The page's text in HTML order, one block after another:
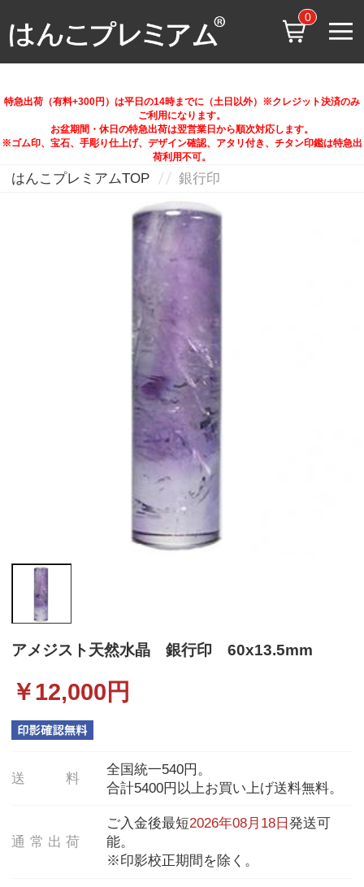
0
特急出荷（有料+300円）は平日の14時までに（土日以外）※クレジット決済のみ
ご利用になります。
お盆期間・休日の特急出荷は翌営業日から順次対応します。
※ゴム印、宝石、手彫り仕上げ、デザイン確認、アタリ付き、チタン印鑑は特急出
荷利用不可。
はんこプレミアムTOP 銀行印
アメジスト天然水晶 銀行印 60x13.5mm
￥12,000 円
送 料
全国統一540円。
合計5400円以上お買い上げ送料無料。
通 常 出 荷
ご入金後最短2026年08月18日発送可
能。
※印影校正期間を除く。